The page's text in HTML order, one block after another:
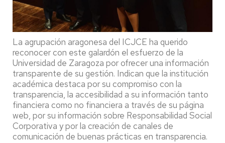
La agrupación aragonesa del ICJCE ha querido
reconocer con este galardón el esfuerzo de la
Universidad de Zaragoza por ofrecer una información
transparente de su gestión. Indican que la institución
académica destaca por su compromiso con la
transparencia, la accesibilidad a su información tanto
financiera como no financiera a través de su página
web, por su información sobre Responsabilidad Social
Corporativa y por la creación de canales de
comunicación de buenas prácticas en transparencia.